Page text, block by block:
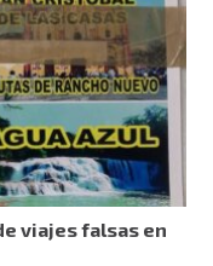
viajes falsas en